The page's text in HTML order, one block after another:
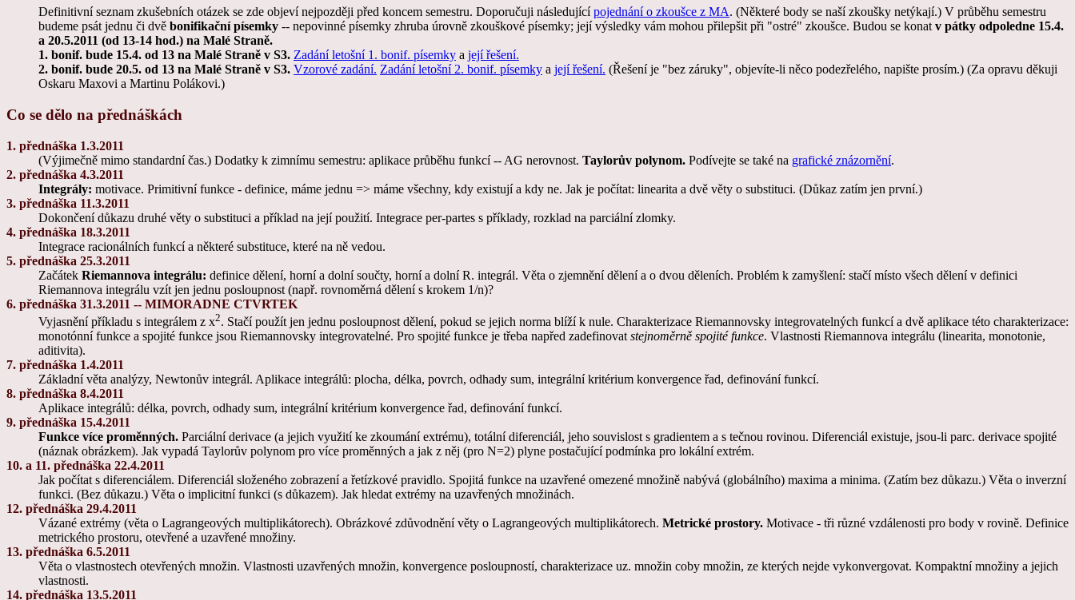
Definitivní seznam zkušebních otázek se zde objeví nejpozději před koncem semestru. Doporučuji následujícípojednání o zkoušce z MA. (Některé body se naší zkoušky netýkají.) V průběhu semestru
budeme psát jednu či dvě bonifikační písemky -- nepovinné písemky zhruba úrovně zkouškové písemky; její výsledky vám mohou přilepšit při "ostré" zkoušce. Budou se konat v pátky odpoledne 15.4.
a 20.5.2011 (od 13-14 hod.) na Malé Straně.
1. bonif. bude 15.4. od 13 na Malé Straně v S3. Zadání letošní 1. bonif. písemky a její řešení.
2. bonif. bude 20.5. od 13 na Malé Straně v S3. Vzorové zadání. Zadání letošní 2. bonif. písemky a její řešení. (Řešení je "bez záruky", objevíte-li něco podezřelého, napište prosím.) (Za opravu děkuji
Oskaru Maxovi a Martinu Polákovi.)
Co se dělo na přednáškách
1. přednáška 1.3.2011
(Výjimečně mimo standardní čas.) Dodatky k zimnímu semestru: aplikace průběhu funkcí -- AG nerovnost. Taylorův polynom. Podívejte se také na grafické znázornění.
2. přednáška 4.3.2011
Integrály: motivace. Primitivní funkce - definice, máme jednu => máme všechny, kdy existují a kdy ne. Jak je počítat: linearita a dvě věty o substituci. (Důkaz zatím jen první.)
3. přednáška 11.3.2011
Dokončení důkazu druhé věty o substituci a příklad na její použití. Integrace per-partes s příklady, rozklad na parciální zlomky.
4. přednáška 18.3.2011
Integrace racionálních funkcí a některé substituce, které na ně vedou.
5. přednáška 25.3.2011
Začátek Riemannova integrálu: definice dělení, horní a dolní součty, horní a dolní R. integrál. Věta o zjemnění dělení a o dvou děleních. Problém k zamyšlení: stačí místo všech dělení v definici
Riemannova integrálu vzít jen jednu posloupnost (např. rovnoměrná dělení s krokem 1/n)?
6. přednáška 31.3.2011 -- MIMORADNE CTVRTEK
Vyjasnění příkladu s integrálem z x2. Stačí použít jen jednu posloupnost dělení, pokud se jejich norma blíží k nule. Charakterizace Riemannovsky integrovatelných funkcí a dvě aplikace této charakterizace:
monotónní funkce a spojité funkce jsou Riemannovsky integrovatelné. Pro spojité funkce je třeba napřed zadefinovat stejnoměrně spojité funkce. Vlastnosti Riemannova integrálu (linearita, monotonie,
aditivita).
7. přednáška 1.4.2011
Základní věta analýzy, Newtonův integrál. Aplikace integrálů: plocha, délka, povrch, odhady sum, integrální kritérium konvergence řad, definování funkcí.
8. přednáška 8.4.2011
Aplikace integrálů: délka, povrch, odhady sum, integrální kritérium konvergence řad, definování funkcí.
9. přednáška 15.4.2011
Funkce více proměnných. Parciální derivace (a jejich využití ke zkoumání extrému), totální diferenciál, jeho souvislost s gradientem a s tečnou rovinou. Diferenciál existuje, jsou-li parc. derivace spojité
(náznak obrázkem). Jak vypadá Taylorův polynom pro více proměnných a jak z něj (pro N=2) plyne postačující podmínka pro lokální extrém.
10. a 11. přednáška 22.4.2011
Jak počítat s diferenciálem. Diferenciál složeného zobrazení a řetízkové pravidlo. Spojitá funkce na uzavřené omezené množině nabývá (globálního) maxima a minima. (Zatím bez důkazu.) Věta o inverzní
funkci. (Bez důkazu.) Věta o implicitní funkci (s důkazem). Jak hledat extrémy na uzavřených množinách.
12. přednáška 29.4.2011
Vázané extrémy (věta o Lagrangeových multiplikátorech). Obrázkové zdůvodnění věty o Lagrangeových multiplikátorech. Metrické prostory. Motivace - tři různé vzdálenosti pro body v rovině. Definice
metrického prostoru, otevřené a uzavřené množiny.
13. přednáška 6.5.2011
Věta o vlastnostech otevřených množin. Vlastnosti uzavřených množin, konvergence posloupností, charakterizace uz. množin coby množin, ze kterých nejde vykonvergovat. Kompaktní množiny a jejich
vlastnosti.
14. přednáška 13.5.2011